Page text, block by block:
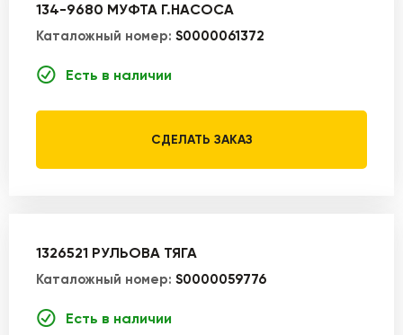
134-9680 МУФТА Г.НАСОСА
Каталожный номер: S0000061372
Есть в наличии
СДЕЛАТЬ ЗАКАЗ
1326521 РУЛЬОВА ТЯГА
Каталожный номер: S0000059776
Есть в наличии